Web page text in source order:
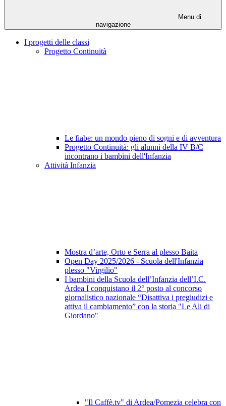
Menu di
navigazione
I progetti delle classi
Progetto Continuità
Le fiabe: un mondo pieno di sogni e di avventura
Progetto Continuità: gli alunni della IV B/C
incontrano i bambini dell'Infanzia
Attività Infanzia
Mostra d’arte, Orto e Serra al plesso Baita
Open Day 2025/2026 - Scuola dell'Infanzia
plesso "Virgilio"
I bambini della Scuola dell’Infanzia dell’I.C.
Ardea I conquistano il 2° posto al concorso
giornalistico nazionale “Disattiva i pregiudizi e
attiva il cambiamento” con la storia "Le Ali di
Giordano"
"Il Caffè.tv" di Ardea/Pomezia celebra con